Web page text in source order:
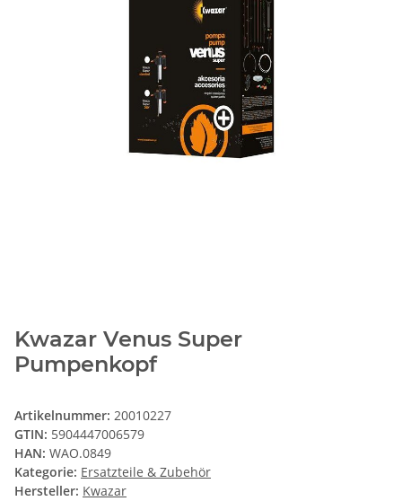
Kwazar Venus Super
Pumpenkopf
Artikelnummer: 20010227
GTIN: 5904447006579
HAN: WAO.0849
Kategorie: Ersatzteile & Zubehör
Hersteller: Kwazar